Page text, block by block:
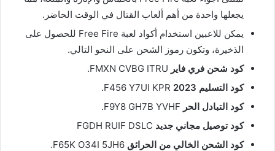
يجعلها واحدة من أهم ألعاب القتال في الوقت الحاضر.
يمكن للاعبين استخدام أكواد لعبة Free Fire للحصول على
الذخيرة، وتكون رموز الشحن على النحو التالي.
كود شحن فري فاير
كود التسليم 2023
كود التبادل الحر
كود توصيل مجاني جديد
كود الشحن الخالي من الحرائق